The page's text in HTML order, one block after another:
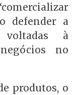
defender a
voltadas à
no
produtos, o